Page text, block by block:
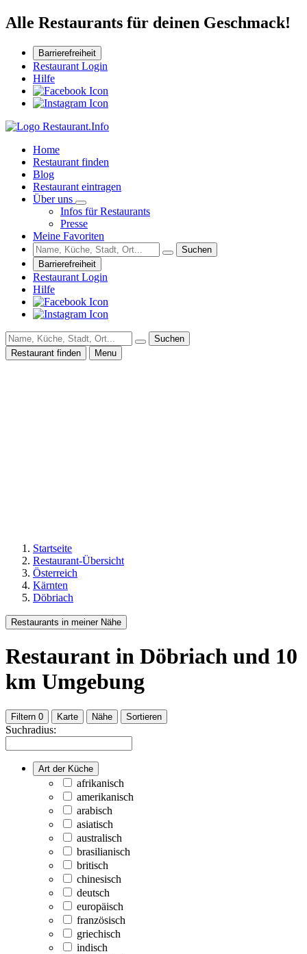
Alle Restaurants für deinen Geschmack!
Barrierefreiheit
Restaurant Login
Hilfe
Home
Restaurant finden
Blog
Restaurant eintragen
Über uns
Infos für Restaurants
Presse
Meine Favoriten
Suchen
Barrierefreiheit
Restaurant Login
Hilfe
Suchen
Restaurant finden
Menu
Startseite
Restaurant-Übersicht
Österreich
Kärnten
Döbriach
Restaurants in meiner Nähe
Restaurant in Döbriach und 10
km Umgebung
Filtern 0 Karte Nähe Sortieren
Suchradius:
Art der Küche
afrikanisch
amerikanisch
arabisch
asiatisch
australisch
brasilianisch
britisch
chinesisch
deutsch
europäisch
französisch
griechisch
indisch